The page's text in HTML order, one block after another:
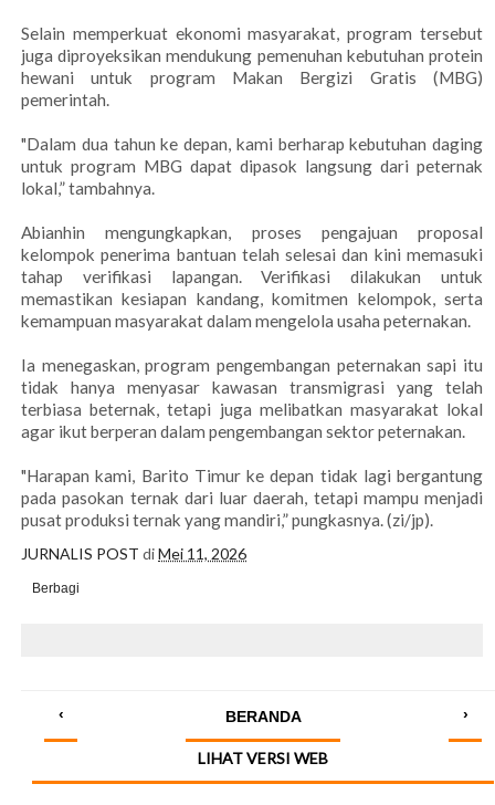
Selain memperkuat ekonomi masyarakat, program tersebut
juga diproyeksikan mendukung pemenuhan kebutuhan protein
hewani untuk program Makan Bergizi Gratis (MBG)
pemerintah.
"Dalam dua tahun ke depan, kami berharap kebutuhan daging
untuk program MBG dapat dipasok langsung dari peternak
lokal,” tambahnya.
Abianhin mengungkapkan, proses pengajuan proposal
kelompok penerima bantuan telah selesai dan kini memasuki
tahap verifikasi lapangan. Verifikasi dilakukan untuk
memastikan kesiapan kandang, komitmen kelompok, serta
kemampuan masyarakat dalam mengelola usaha peternakan.
Ia menegaskan, program pengembangan peternakan sapi itu
tidak hanya menyasar kawasan transmigrasi yang telah
terbiasa beternak, tetapi juga melibatkan masyarakat lokal
agar ikut berperan dalam pengembangan sektor peternakan.
"Harapan kami, Barito Timur ke depan tidak lagi bergantung
pada pasokan ternak dari luar daerah, tetapi mampu menjadi
pusat produksi ternak yang mandiri,” pungkasnya. (zi/jp).
JURNALIS POST diMei 11, 2026
Berbagi
‹ ›
BERANDA
LIHAT VERSI WEB